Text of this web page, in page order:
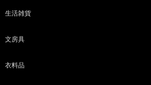
生活雑貨
文房具
衣料品